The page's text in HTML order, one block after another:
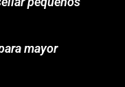
mayor